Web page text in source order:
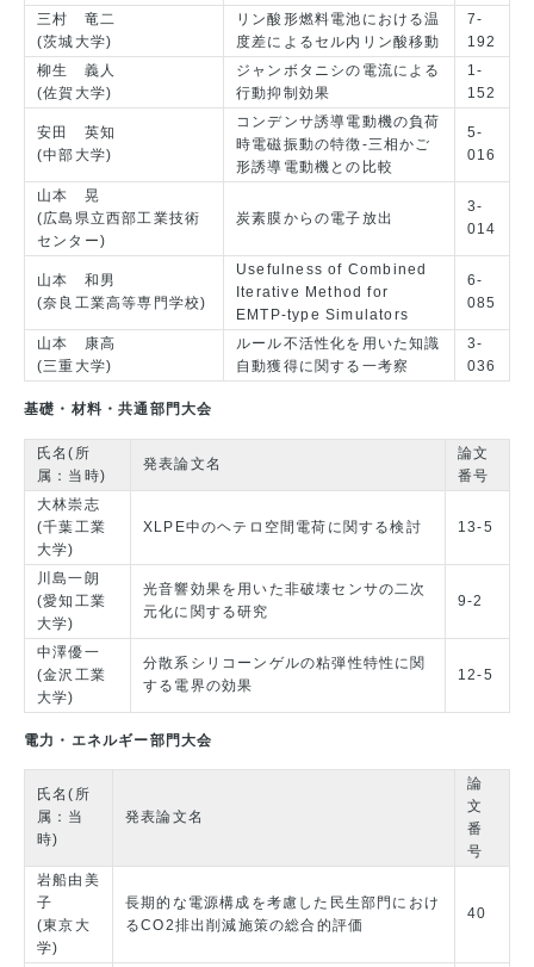
三村 竜二
(茨城大学)
リン酸形燃料電池における温
度差によるセル内リン酸移動
7-
192
柳生 義人
(佐賀大学)
ジャンボタニシの電流による
行動抑制効果
1-
152
安田 英知
(中部大学)
コンデンサ誘導電動機の負荷
時電磁振動の特徴-三相かご
形誘導電動機との比較
5-
016
山本 晃
(広島県立西部工業技術
センター)
炭素膜からの電子放出
3-
014
山本 和男
(奈良工業高等専門学校)
Usefulness of Combined
Iterative Method for
EMTP-type Simulators
6-
085
山本 康高
(三重大学)
ルール不活性化を用いた知識
自動獲得に関する一考察
3-
036
基礎・材料・共通部門大会
氏名(所
属：当時)
発表論文名
論文
番号
大林崇志
(千葉工業
大学)
XLPE中のヘテロ空間電荷に関する検討 13-5
川島一朗
(愛知工業
大学)
光音響効果を用いた非破壊センサの二次
元化に関する研究
9-2
中澤優一
(金沢工業
大学)
分散系シリコーンゲルの粘弾性特性に関
する電界の効果
12-5
電力・エネルギー部門大会
氏名(所
属：当
時)
発表論文名
論
文
番
号
岩船由美
子
(東京大
学)
長期的な電源構成を考慮した民生部門におけ
るCO2排出削減施策の総合的評価
40